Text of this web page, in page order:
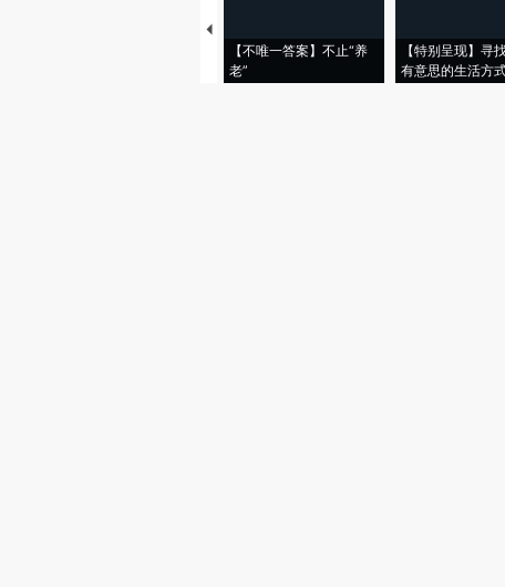
【不唯一答案】不止“养
老”
【特别呈现】寻
有意思的生活方